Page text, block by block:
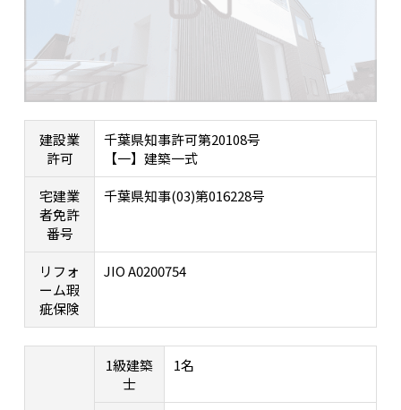
建設業
許可
千葉県知事許可第20108号
【一】建築一式
宅建業
者免許
番号
千葉県知事(03)第016228号
リフォ
ーム瑕
疵保険
JIO A0200754
1級建築
士
1名